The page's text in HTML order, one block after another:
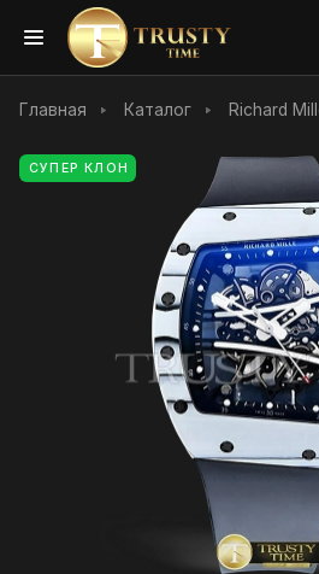
Главная Каталог Richard
СУПЕР КЛОН